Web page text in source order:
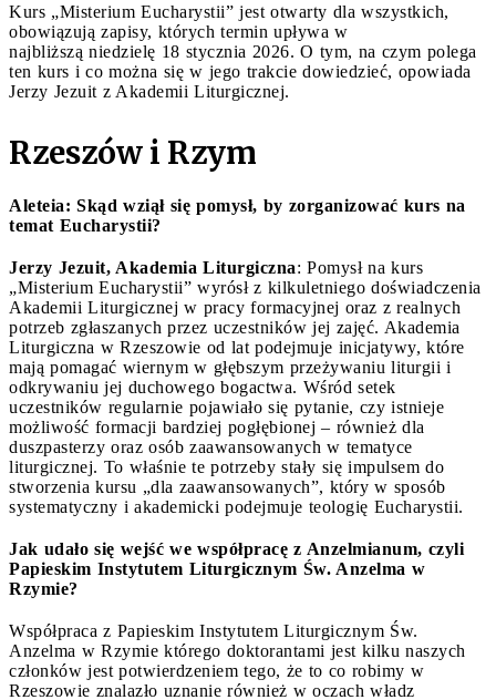
Kurs „Misterium Eucharystii” jest otwarty dla wszystkich,
obowiązują zapisy, których termin upływa w
najbliższą niedzielę 18 stycznia 2026. O tym, na czym polega
ten kurs i co można się w jego trakcie dowiedzieć, opowiada
Jerzy Jezuit z Akademii Liturgicznej.
Rzeszów i Rzym
Aleteia: Skąd wziął się pomysł, by zorganizować kurs na
temat Eucharystii?
Jerzy Jezuit, Akademia Liturgiczna: Pomysł na kurs
„Misterium Eucharystii” wyrósł z kilkuletniego doświadczenia
Akademii Liturgicznej w pracy formacyjnej oraz z realnych
potrzeb zgłaszanych przez uczestników jej zajęć. Akademia
Liturgiczna w Rzeszowie od lat podejmuje inicjatywy, które
mają pomagać wiernym w głębszym przeżywaniu liturgii i
odkrywaniu jej duchowego bogactwa. Wśród setek
uczestników regularnie pojawiało się pytanie, czy istnieje
możliwość formacji bardziej pogłębionej – również dla
duszpasterzy oraz osób zaawansowanych w tematyce
liturgicznej. To właśnie te potrzeby stały się impulsem do
stworzenia kursu „dla zaawansowanych”, który w sposób
systematyczny i akademicki podejmuje teologię Eucharystii.
Jak udało się wejść we współpracę z Anzelmianum, czyli
Papieskim Instytutem Liturgicznym Św. Anzelma w
Rzymie?
Współpraca z Papieskim Instytutem Liturgicznym Św.
Anzelma w Rzymie którego doktorantami jest kilku naszych
członków jest potwierdzeniem tego, że to co robimy w
Rzeszowie znalazło uznanie również w oczach władz